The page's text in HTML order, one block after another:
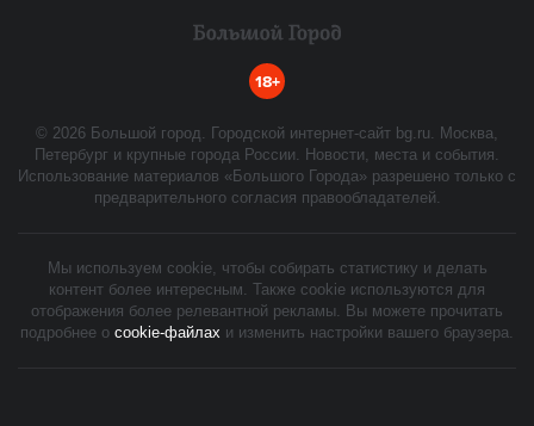
18+
© 2026 Большой город. Городской интернет-сайт bg.ru. Москва,
Петербург и крупные города России. Новости, места и события.
Использование материалов «Большого Города» разрешено только с
предварительного согласия правообладателей.
Мы используем cookie, чтобы собирать статистику и делать
контент более интересным. Также cookie используются для
отображения более релевантной рекламы. Вы можете прочитать
подробнее о cookie-файлах и изменить настройки вашего браузера.